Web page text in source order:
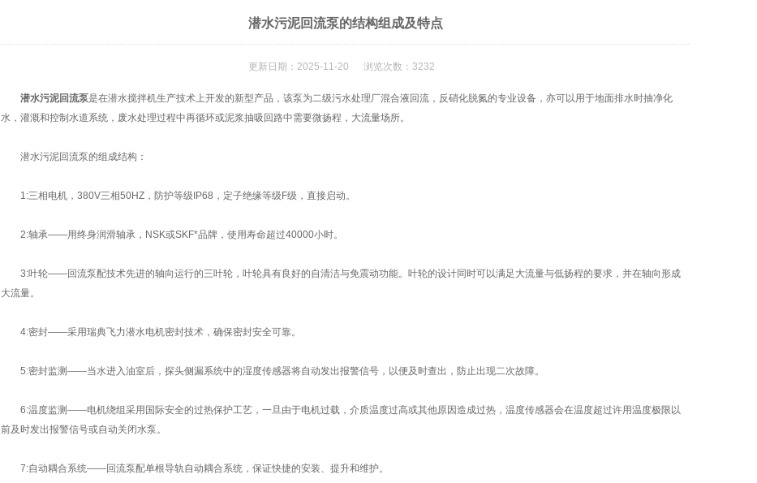
潜水污泥回流泵的结构组成及特点
更新日期：2025-11-20 浏览次数：3232
潜水污泥回流泵是在潜水搅拌机生产技术上开发的新型产品，该泵为二级污水处理厂混合液回流，反硝化脱氮的专业设备，亦可以用于地面排水时抽净化
水，灌溉和控制水道系统，废水处理过程中再循环或泥浆抽吸回路中需要微扬程，大流量场所。
潜水污泥回流泵的组成结构：
1:三相电机，380V三相50HZ，防护等级IP68，定子绝缘等级F级，直接启动。
2:轴承——用终身润滑轴承，NSK或SKF*品牌，使用寿命超过40000小时。
3:叶轮——回流泵配技术先进的轴向运行的三叶轮，叶轮具有良好的自清洁与免震动功能。叶轮的设计同时可以满足大流量与低扬程的要求，并在轴向形成
大流量。
4:密封——采用瑞典飞力潜水电机密封技术，确保密封安全可靠。
5:密封监测——当水进入油室后，探头侧漏系统中的湿度传感器将自动发出报警信号，以便及时查出，防止出现二次故障。
6:温度监测——电机绕组采用国际安全的过热保护工艺，一旦由于电机过载，介质温度过高或其他原因造成过热，温度传感器会在温度超过许用温度极限以
前及时发出报警信号或自动关闭水泵。
7:自动耦合系统——回流泵配单根导轨自动耦合系统，保证快捷的安装、提升和维护。